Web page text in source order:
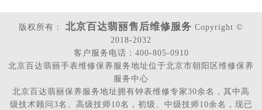
版权所有： 北京百达翡丽售后维修服务 Copyright ©
2018-2032
客户服务电话：400-805-0910
北京百达翡丽手表维修保养服务地址位于北京市朝阳区维修保养
服务中心
北京百达翡丽保养服务地址拥有钟表维修专家30余名，其中高
级技术顾问3名、高级技师10名，初级、中级技师10余名，现已